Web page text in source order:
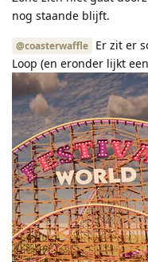
nog staande blijft.
@coasterwaffle Er zit er
Loop (en eronder lijkt